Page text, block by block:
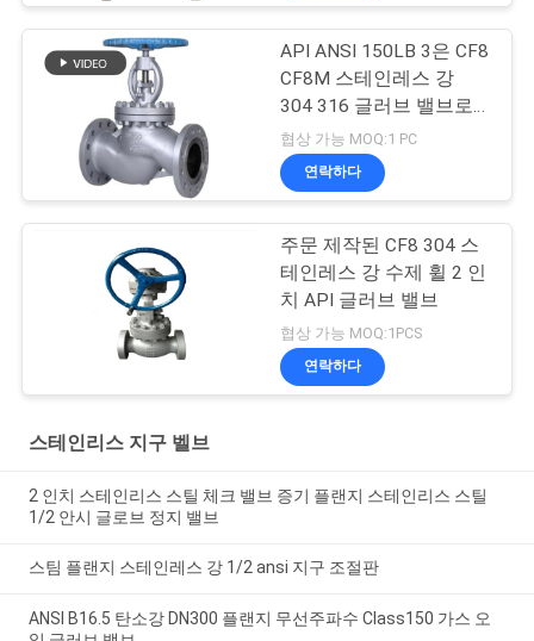
API ANSI 150LB 3은 CF8
CF8M 스테인레스 강
304 316 글러브 밸브로
조금씩 움직입니다
협상 가능 MOQ:1 PC
연락하다
주문 제작된 CF8 304 스
테인레스 강 수제 휠 2 인
치 API 글러브 밸브
협상 가능 MOQ:1PCS
연락하다
스테인리스 지구 벨브
2 인치 스테인리스 스틸 체크 밸브 증기 플랜지 스테인리스 스틸
1/2 안시 글로브 정지 밸브
스팀 플랜지 스테인레스 강 1/2 ansi 지구 조절판
ANSI B16.5 탄소강 DN300 플랜지 무선주파수 Class150 가스 오